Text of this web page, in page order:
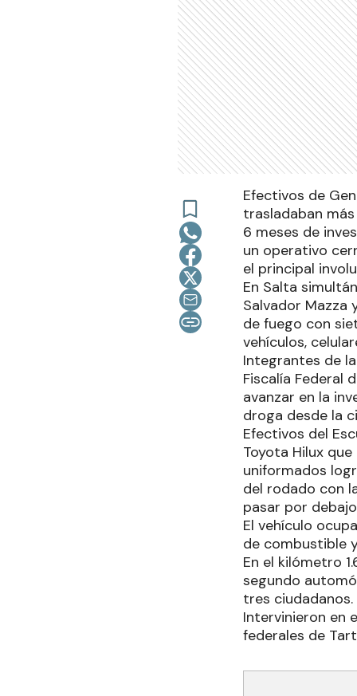
Efectivos de
trasladaban
6 meses de
un operativo
el principal
En Salta
Salvador Mazza
de fuego con
vehículos,
Integrantes de
Fiscalía Federal
avanzar en la
droga desde la
Efectivos del
Toyota Hilux
uniformados
del rodado con
pasar por
El vehículo
de combustible
En el kilómetro
segundo
tres ciudadanos.
Intervinieron en
federales de